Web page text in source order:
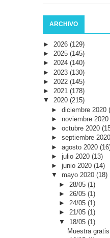
ARCHIVO
► 2026 (129)
► 2025 (145)
► 2024 (140)
► 2023 (130)
► 2022 (145)
► 2021 (178)
▼ 2020 (215)
► diciembre 2020
► noviembre 2020
► octubre 2020
► septiembre 2020
► agosto 2020
► julio 2020 (13)
► junio 2020 (14)
▼ mayo 2020 (18)
► 28/05(1)
► 26/05(1)
►24/05(1)
►21/05(1)
▼ 18/05(1)
Muestra